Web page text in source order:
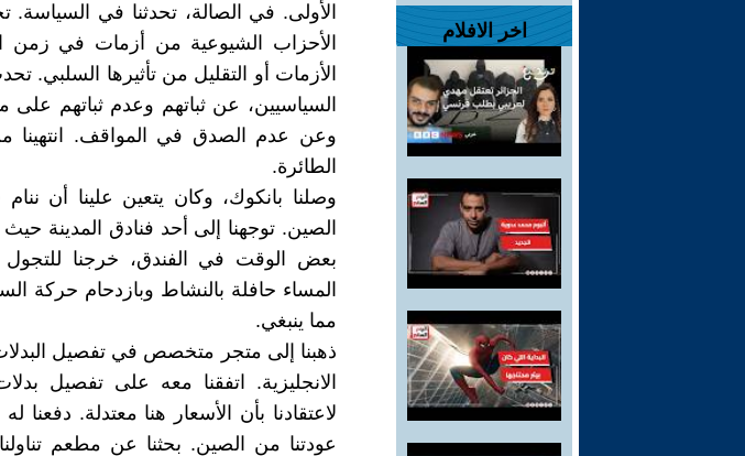
اخر الافلام
الأولى. في الصالة، تحدثنا في
الأحزاب الشيوعية من أزمات في زمن
الأزمات أو التقليل من تأثيرها
السياسيين، عن ثباتهم وعدم ثباتهم
وعن عدم الصدق في المواقف. انتهينا
الطائرة.
وصلنا بانكوك، وكان يتعين علينا أن
الصين. توجهنا إلى أحد فنادق المدينة
بعض الوقت في الفندق، خرجنا
المساء حافلة بالنشاط وبازدحام حركة
مما ينبغي.
ذهبنا إلى متجر متخصص في تفصيل
الانجليزية. اتفقنا معه على تفصيل
لاعتقادنا بأن الأسعار هنا معتدلة.
عودتنا من الصين. بحثنا عن مطعم